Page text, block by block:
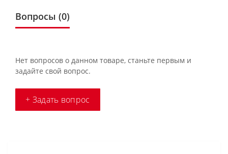
Вопросы (0)
Нет вопросов о данном товаре, станьте первым и
задайте свой вопрос.
+ Задать вопрос